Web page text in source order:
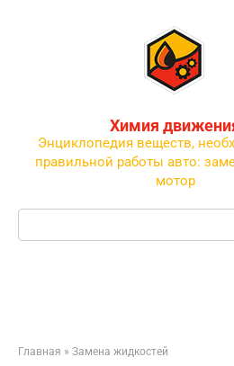
Химия
Энциклопедия веществ,
правильной работы авто:
мотор
Поиск:
Главная » Замена жидкостей